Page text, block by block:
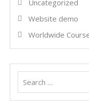
Uncategorized
Website demo
Worldwide
for: